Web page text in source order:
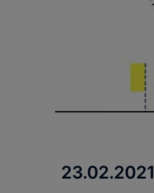
23.02.2021